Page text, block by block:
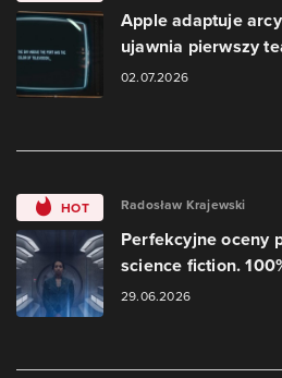
Apple adaptuje
ujawnia pierwszy
02.07.2026
HOT Radosław Krajewski
Perfekcyjne oceny
science fiction.
29.06.2026